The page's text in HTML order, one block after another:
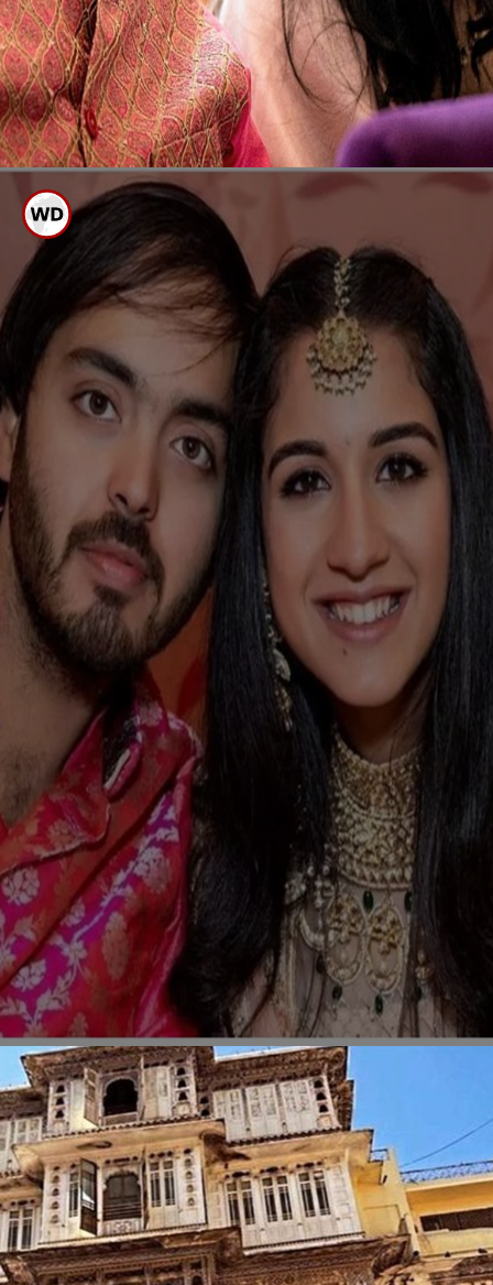
ಮುಕೇಶ್ ಅಂಬಾನಿ ಕಿರಿಯ ಪುತ್ರ
ಅನಂತ್, ರಾಧಿಕಾ ನಿಶ್ಚಿತಾರ್ಥ ಕಾರ್ಯಕ್ರಮಕ್ಕೆ
ಅಂಬಾನಿ ಕುಟುಂಬಕ್ಕೆ ಆಪ್ತರಾಗಿರುವ
ಬಾಲಿವುಡ್ ತಾರೆಯರೂ ಆಗಮಿಸಿದ್ದರು.
ನಿಶ್ಚಿತಾರ್ಥದ ಸಂಭ್ರಮದ ಕ್ಷಣಗಳು ಇಲ್ಲಿವೆ.
ಜೋಡಿ